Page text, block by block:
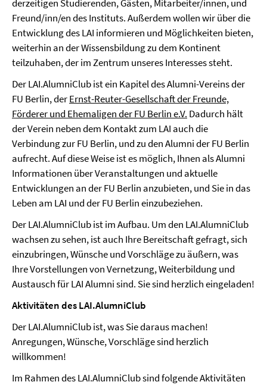
derzeitigen Studierenden, Gästen, Mitarbeiter/innen, und
Freund/inn/en des Instituts. Außerdem wollen wir über die
Entwicklung des LAI informieren und Möglichkeiten bieten,
weiterhin an der Wissensbildung zu dem Kontinent
teilzuhaben, der im Zentrum unseres Interesses steht.
Der LAI.AlumniClub ist ein Kapitel des Alumni-Vereins der
FU Berlin, derErnst-Reuter-Gesellschaft der Freunde,
Förderer und Ehemaligen der FU Berlin e.V. Dadurch hält
der Verein neben dem Kontakt zum LAI auch die
Verbindung zur FU Berlin, und zu den Alumni der FU Berlin
aufrecht. Auf diese Weise ist es möglich, Ihnen als Alumni
Informationen über Veranstaltungen und aktuelle
Entwicklungen an der FU Berlin anzubieten, und Sie in das
Leben am LAI und der FU Berlin einzubeziehen.
Der LAI.AlumniClub ist im Aufbau. Um den LAI.AlumniClub
wachsen zu sehen, ist auch Ihre Bereitschaft gefragt, sich
einzubringen, Wünsche und Vorschläge zu äußern, was
Ihre Vorstellungen von Vernetzung, Weiterbildung und
Austausch für LAI Alumni sind. Sie sind herzlich eingeladen!
Aktivitäten des LAI.AlumniClub
Der LAI.AlumniClub ist, was Sie daraus machen!
Anregungen, Wünsche, Vorschläge sind herzlich
willkommen!
Im Rahmen des LAI.AlumniClub sind folgende Aktivitäten